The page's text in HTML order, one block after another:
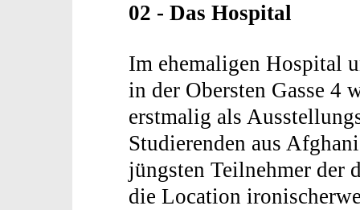
02 - Das Hospital
Im ehemaligen Hospital
in der Obersten Gasse 4
erstmalig als
Studierenden aus
jüngsten Teilnehmer der
die Location